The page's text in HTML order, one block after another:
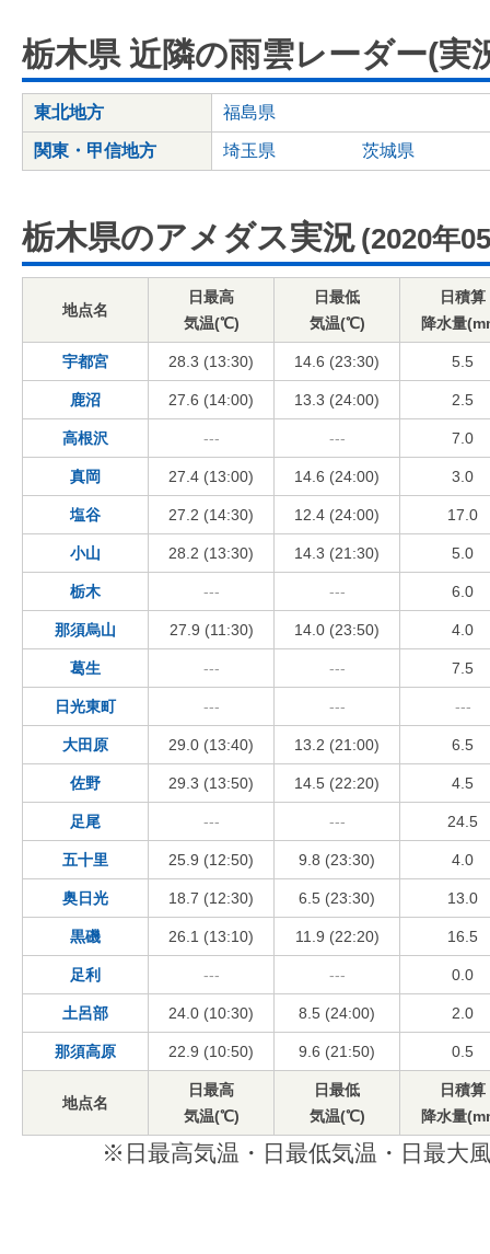
栃木県 近隣の雨雲レーダー(実
東北地方 福島県
関東・甲信地方 埼玉県 茨城県
栃木県のアメダス実況 (2020年
地点名
日最高
気温(℃)
日最低
気温(℃)
日積算
降水量
宇都宮 28.3 (13:30) 14.6 (23:30) 5.5
鹿沼 27.6 (14:00) 13.3 (24:00) 2.5
高根沢 --- --- 7.0
真岡 27.4 (13:00) 14.6 (24:00) 3.0
塩谷 27.2 (14:30) 12.4 (24:00) 17.0
小山 28.2 (13:30) 14.3 (21:30) 5.0
栃木 --- --- 6.0
那須烏山 27.9 (11:30) 14.0 (23:50) 4.0
葛生 --- --- 7.5
日光東町 --- --- ---
大田原 29.0 (13:40) 13.2 (21:00) 6.5
佐野 29.3 (13:50) 14.5 (22:20) 4.5
足尾 --- --- 24.5
五十里 25.9 (12:50) 9.8 (23:30) 4.0
奥日光 18.7 (12:30) 6.5 (23:30) 13.0
黒磯 26.1 (13:10) 11.9 (22:20) 16.5
足利 --- --- 0.0
土呂部 24.0 (10:30) 8.5 (24:00) 2.0
那須高原 22.9 (10:50) 9.6 (21:50) 0.5
地点名
日最高
気温(℃)
日最低
気温(℃)
日積算
降水量
※日最高気温・日最低気温・日最大